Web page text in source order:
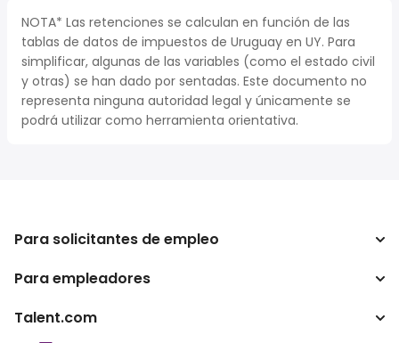
NOTA* Las retenciones se calculan en función de las
tablas de datos de impuestos de Uruguay en UY. Para
simplificar, algunas de las variables (como el estado civil
y otras) se han dado por sentadas. Este documento no
representa ninguna autoridad legal y únicamente se
podrá utilizar como herramienta orientativa.
Para solicitantes de empleo
Buscador de trabajo
Para empleadores
Empresa
Talent.com